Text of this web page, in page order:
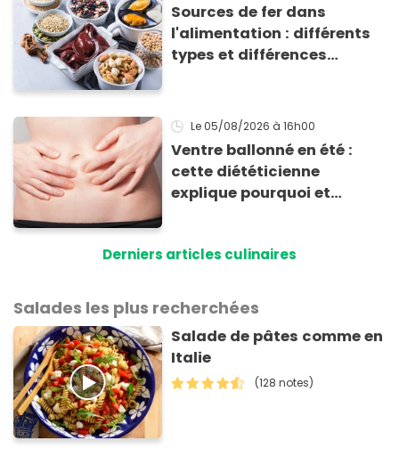
Sources de fer dans
l'alimentation : différents
types et différences
Le 05/08/2026 à 16h00
Ventre ballonné en été :
cette diététicienne
explique pourquoi et
Derniers articles culinaires
Salades les plus recherchées
Salade de pâtes comme en
Italie
(128 notes)